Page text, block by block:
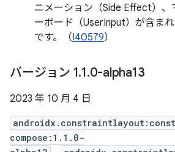
ニメーション（Side Effect）、
ーボード（UserInput）が含ま
です。（I40579）
バージョン 1.1.0-alpha13
2023 年 10 月 4 日
compose:1.1.0-